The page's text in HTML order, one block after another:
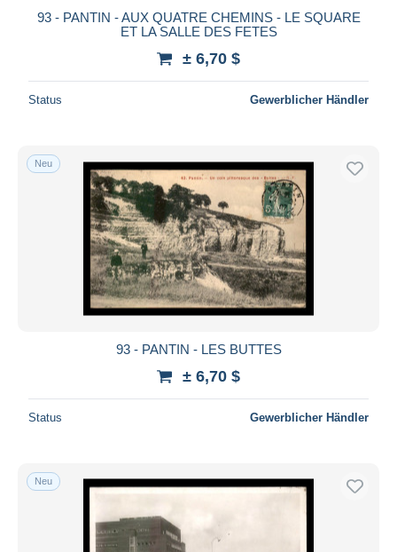
93 - PANTIN - AUX QUATRE CHEMINS - LE SQUARE
ET LA SALLE DES FETES
± 6,70 $
Status Gewerblicher Händler
Neu
93 - PANTIN - LES BUTTES
± 6,70 $
Status Gewerblicher Händler
Neu